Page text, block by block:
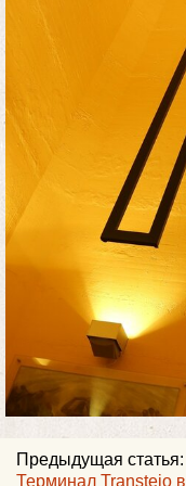
Предыдущая статья:
Терминал Transtejo в